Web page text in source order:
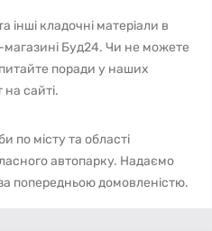
інші кладочні матеріали в
магазині Буд24. Чи не можете
поради у наших
сайті.
по місту та області
автопарку. Надаємо
попередньою домовленістю.